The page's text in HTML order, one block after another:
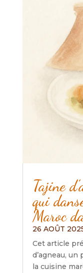
Tajine
qui
Maroc
26 AOÛT
Cet article
d’agneau,
la cuisine